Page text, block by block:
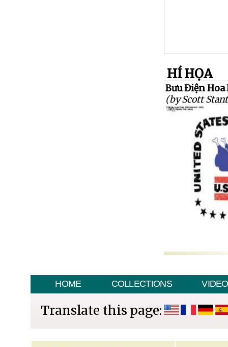
HÍ HỌA
Bưu Điện
(by Scott
HOME COLLECTIONS VIDEO
Translate this page: